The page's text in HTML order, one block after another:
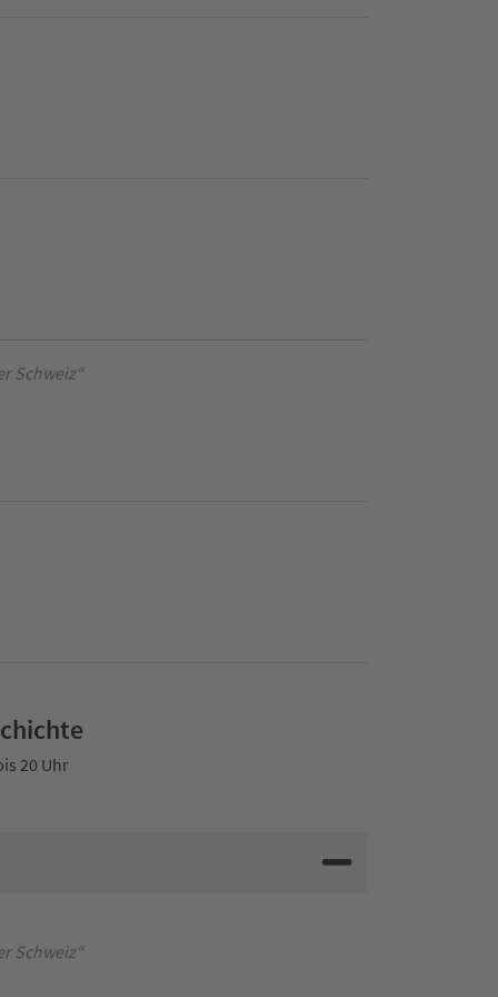
Schweiz“
20 Uhr
Schweiz“